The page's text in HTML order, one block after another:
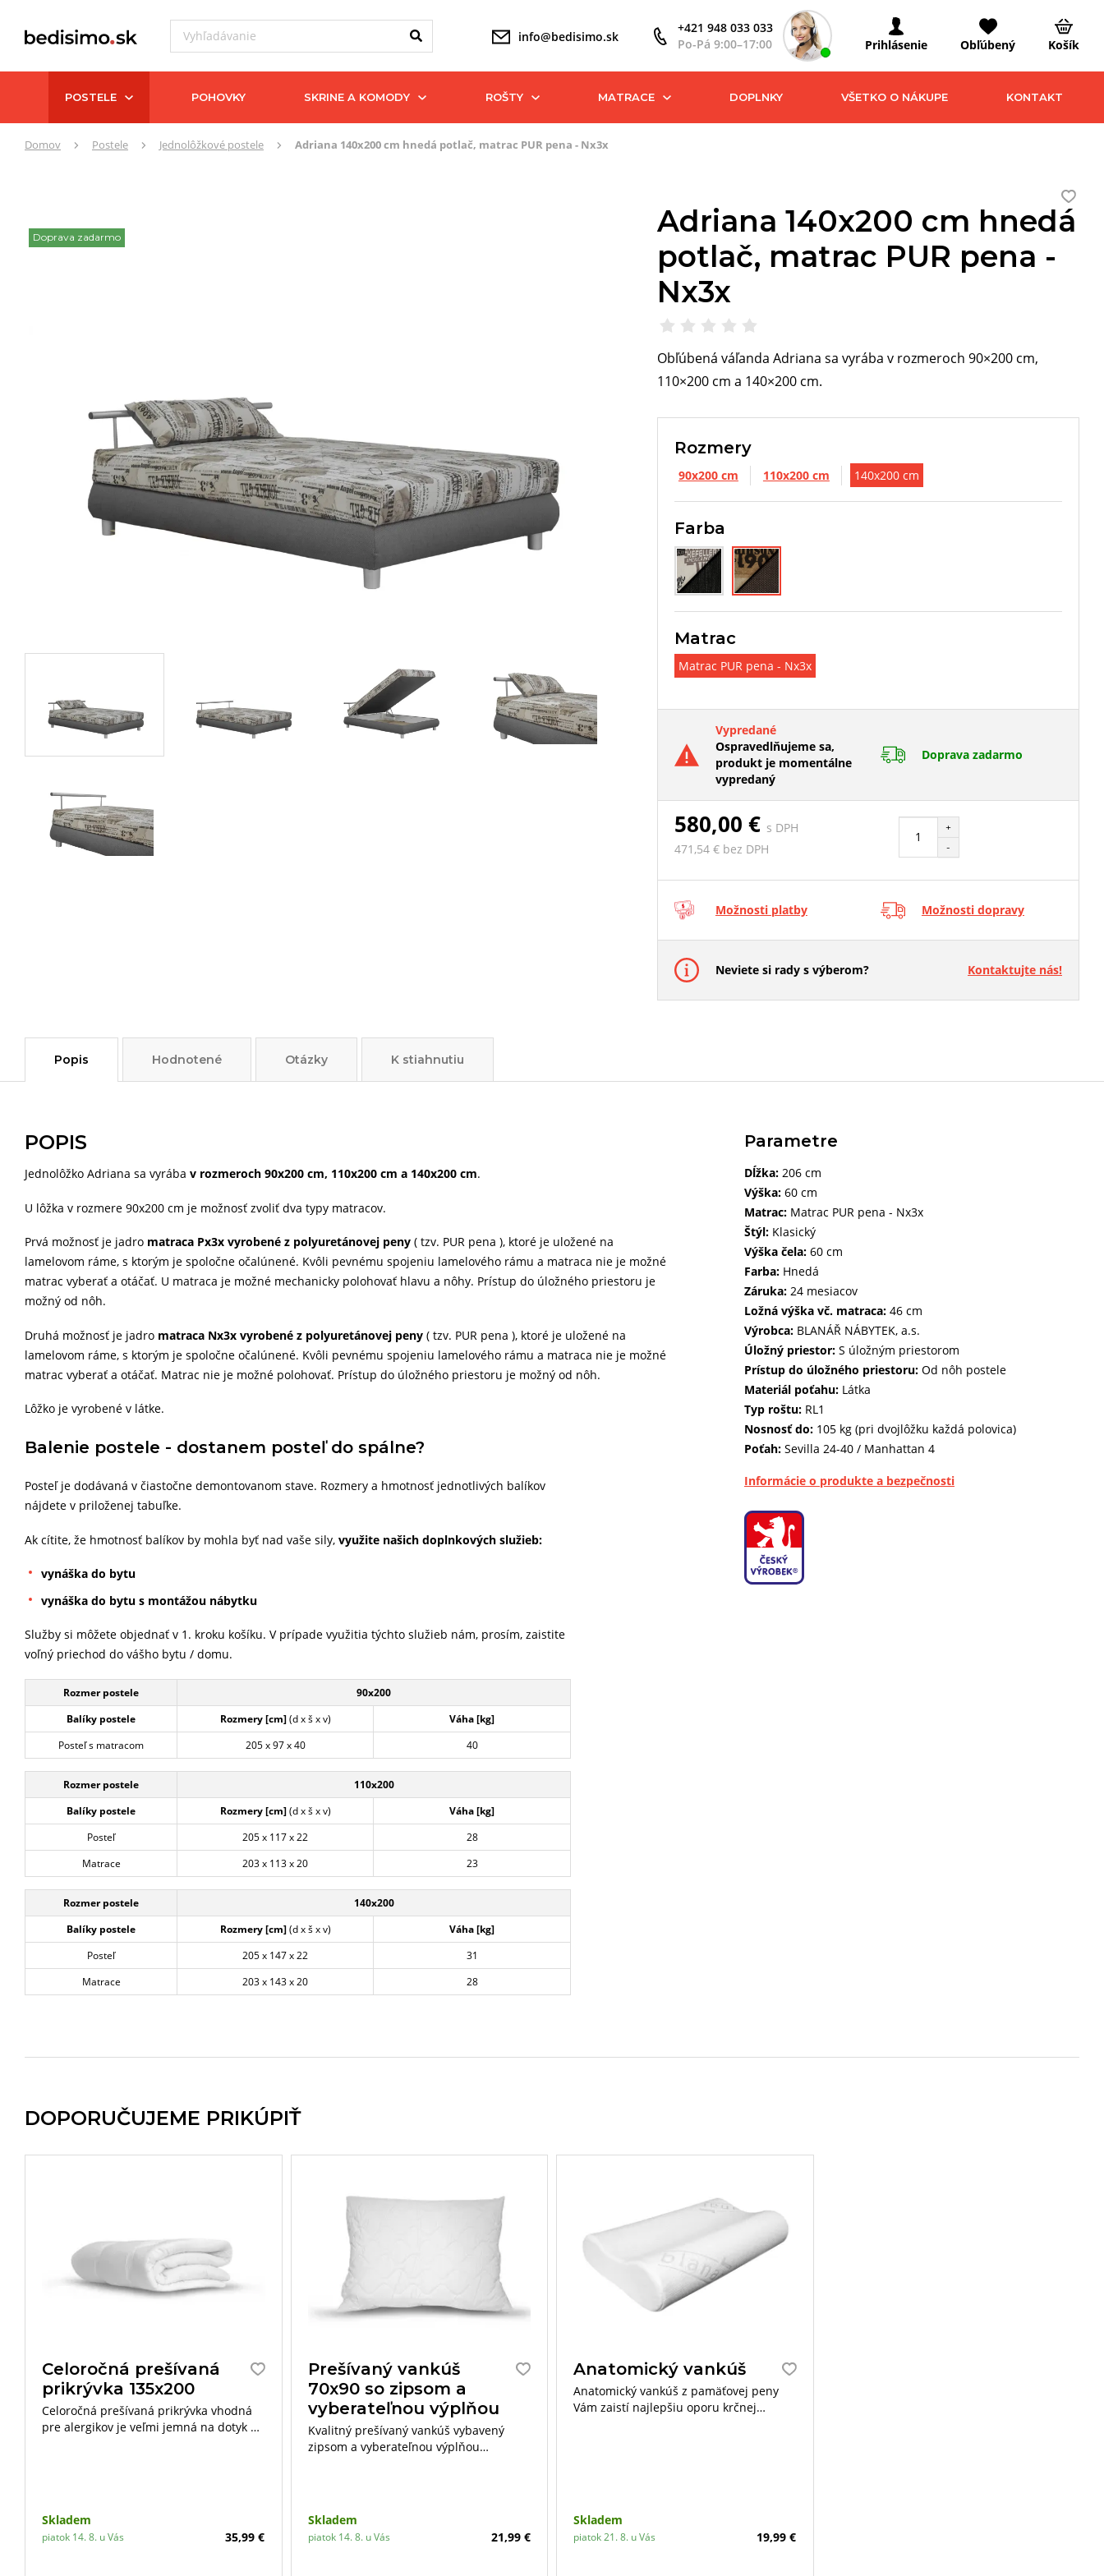
info@bedisimo.sk
+421 948 033 033
Po-Pá 9:00–17:00
Prihlásenie Obľúbený Košík
POSTELE POHOVKY SKRINE A KOMODY ROŠTY MATRACE DOPLNKY VŠETKO O NÁKUPE KONTAKT
Domov Postele Jednolôžkové postele Adriana 140x200 cm hnedá potlač, matrac PUR pena - Nx3x
Adriana 140x200 cm hnedá
potlač, matrac PUR pena -
Nx3x
Obľúbená váľanda Adriana sa vyrába v rozmeroch 90×200 cm,
110×200 cm a 140×200 cm.
Doprava zadarmo
Rozmery
90x200 cm 110x200 cm 140x200 cm
Farba
Matrac
Matrac PUR pena - Nx3x
Vypredané
Ospravedlňujeme sa,
produkt je momentálne
vypredaný
Doprava zadarmo
580,00 € s DPH
471,54 € bez DPH
+
-
Možnosti platby Možnosti dopravy
Neviete si rady s výberom? Kontaktujte nás!
Popis Hodnotené Otázky K stiahnutiu
POPIS
Jednolôžko Adriana sa vyrába v rozmeroch 90x200 cm, 110x200 cm a 140x200 cm.
U lôžka v rozmere 90x200 cm je možnosť zvoliť dva typy matracov.
Prvá možnosť je jadro matraca Px3x vyrobené z polyuretánovej peny ( tzv. PUR pena ), ktoré je uložené na
lamelovom ráme, s ktorým je spoločne očalúnené. Kvôli pevnému spojeniu lamelového rámu a matraca nie je možné
matrac vyberať a otáčať. U matraca je možné mechanicky polohovať hlavu a nôhy. Prístup do úložného priestoru je
možný od nôh.
Druhá možnosť je jadro matraca Nx3x vyrobené z polyuretánovej peny ( tzv. PUR pena ), ktoré je uložené na
lamelovom ráme, s ktorým je spoločne očalúnené. Kvôli pevnému spojeniu lamelového rámu a matraca nie je možné
matrac vyberať a otáčať. Matrac nie je možné polohovať. Prístup do úložného priestoru je možný od nôh.
Lôžko je vyrobené v látke.
Balenie postele - dostanem posteľ do spálne?
Posteľ je dodávaná v čiastočne demontovanom stave. Rozmery a hmotnosť jednotlivých balíkov
nájdete v priloženej tabuľke.
Ak cítite, že hmotnosť balíkov by mohla byť nad vaše sily, využite našich doplnkových služieb:
vynáška do bytu
vynáška do bytu s montážou nábytku
Služby si môžete objednať v 1. kroku košíku. V prípade využitia týchto služieb nám, prosím, zaistite
voľný priechod do vášho bytu / domu.
Rozmer postele
90x200
Balíky postele
Rozmery [cm](d x š x v)
Váha [kg]
Posteľ s matracom
205 x 97 x 40 40
Rozmer postele
110x200
Balíky postele
Rozmery [cm](d x š x v)
Váha [kg]
Posteľ
205 x 117 x 22
28
Matrace
203 x 113 x 20 23
Rozmer postele
140x200
Balíky postele
Rozmery [cm](d x š x v)
Váha [kg]
Posteľ
205 x 147 x 22
31
Matrace
203 x 143 x 20 28
Parametre
Dĺžka: 206 cm
Výška: 60 cm
Matrac: Matrac PUR pena - Nx3x
Štýl: Klasický
Výška čela: 60 cm
Farba: Hnedá
Záruka: 24 mesiacov
Ložná výška vč. matraca: 46 cm
Výrobca: BLANÁŘ NÁBYTEK, a.s.
Úložný priestor: S úložným priestorom
Prístup do úložného priestoru: Od nôh postele
Materiál poťahu: Látka
Typ roštu: RL1
Nosnosť do: 105 kg (pri dvojlôžku každá polovica)
Poťah: Sevilla 24-40 / Manhattan 4
Informácie o produkte a bezpečnosti
DOPORUČUJEME PRIKÚPIŤ
Celoročná prešívaná
prikrývka 135x200
Celoročná prešívaná prikrývka vhodná
pre alergikov je veľmi jemná na dotyk a
Skladem
piatok 14. 8. u Vás 35,99 €
Prešívaný vankúš
70x90 so zipsom a
vyberateľnou výplňou
Kvalitný prešívaný vankúš vybavený
zipsom a vyberateľnou výplňou
dopĺňať a uberať.
Skladem
piatok 14. 8. u Vás 21,99 €
Anatomický vankúš
Anatomický vankúš z pamäťovej peny
Vám zaistí najlepšiu oporu krčnej
Skladem
piatok 21. 8. u Vás 19,99 €